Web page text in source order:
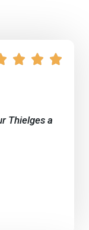
  
Thielges a